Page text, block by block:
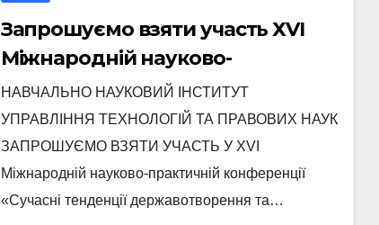
Запрошуємо взяти участь ХVІ
Міжнародній науково-
практичній конференції
«Сучасні тенденції
державотворення та розвитку
правової науки у кризовий
період»
НАВЧАЛЬНО НАУКОВИЙ ІНСТИТУТ
УПРАВЛІННЯ ТЕХНОЛОГІЙ ТА ПРАВОВИХ НАУК
ЗАПРОШУЄМО ВЗЯТИ УЧАСТЬ У ХVІ
Міжнародній науково-практичній конференції
«Сучасні тенденції державотворення та…